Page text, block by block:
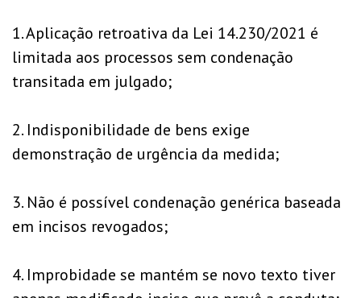
1. Aplicação retroativa da Lei 14.230/2021 é
limitada aos processos sem condenação
transitada em julgado;
2. Indisponibilidade de bens exige
demonstração de urgência da medida;
3. Não é possível condenação genérica baseada
em incisos revogados;
4. Improbidade se mantém se novo texto tiver